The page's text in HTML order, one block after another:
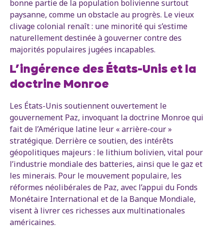
bonne partie de la population bolivienne surtout
paysanne, comme un obstacle au progrès. Le vieux
clivage colonial renaît : une minorité qui s’estime
naturellement destinée à gouverner contre des
majorités populaires jugées incapables.
L’ingérence des États-Unis et la
doctrine Monroe
Les États-Unis soutiennent ouvertement le
gouvernement Paz, invoquant la doctrine Monroe qui
fait de l’Amérique latine leur « arrière-cour »
stratégique. Derrière ce soutien, des intérêts
géopolitiques majeurs : le lithium bolivien, vital pour
l’industrie mondiale des batteries, ainsi que le gaz et
les minerais. Pour le mouvement populaire, les
réformes néolibérales de Paz, avec l’appui du Fonds
Monétaire International et de la Banque Mondiale,
visent à livrer ces richesses aux multinationales
américaines.